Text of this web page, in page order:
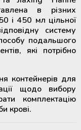
в різних
і 450 мл цільної
систему
подальшого
які потрібно
контейнерів для
щодо вибору
комплектацію
крові.